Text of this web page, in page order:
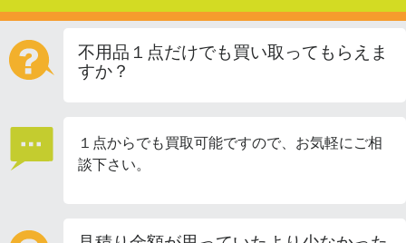
不用品１点だけでも買い取ってもらえま
すか？
１点からでも買取可能ですので、お気軽にご相
談下さい。